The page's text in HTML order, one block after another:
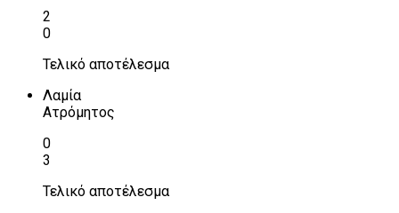
2
0
Τελικό αποτέλεσμα
Λαμία
Ατρόμητος
0
3
Τελικό αποτέλεσμα